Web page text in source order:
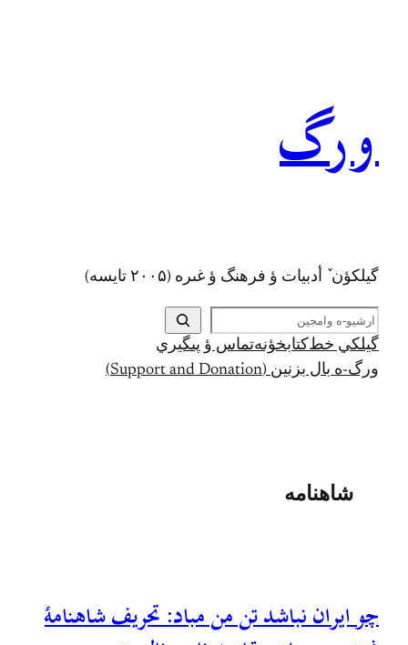
ورگ
گيلکؤن ٚ أدبیات ؤ فرهنگ ؤ غىره (۲۰۰۵ تايسه)
ج
س
ت
ج
گيلکي خط کتابخؤنهتماس ؤ پىگيري
ورگ-ه بال بزنين (Support and Donation)
شاهنامه
چو ایران نباشد تن من مباد: تحریف شاهنامهٔ